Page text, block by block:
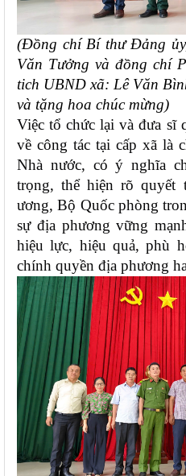
(Đồng chí Bí thư Đảng
Văn Tưởng và đồng chí
tich UBND xã: Lê Văn
và tặng hoa chúc mừng)
Việc tổ chức lại và đưa sĩ
về công tác tại cấp xã là
Nhà nước, có ý nghĩa
trọng, thể hiện rõ quyết
ương, Bộ Quốc phòng
sự địa phương vững
hiệu lực, hiệu quả, phù
chính quyền địa phương